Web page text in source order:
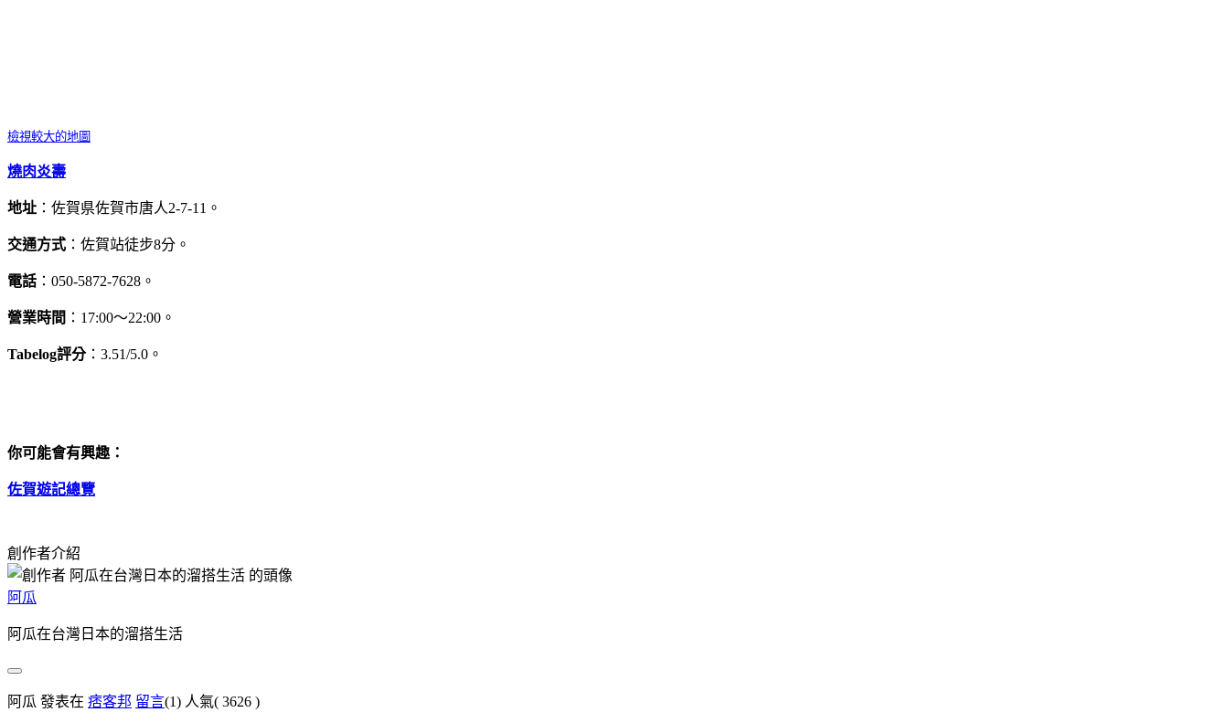
檢視較大的地圖
燒肉炎壽
地址 ：佐賀県佐賀市唐人2-7-11。
交通方式 ：佐賀站徒步8分。
電話 ：050-5872-7628。
營業時間 ：17:00～22:00。
Tabelog評分：3.51/5.0。
你可能會有興趣：
佐賀遊記總覽
創作者介紹
阿瓜
阿瓜在台灣日本的溜搭生活
阿瓜 發表在 痞客邦 留言(1) 人氣( 3626 )